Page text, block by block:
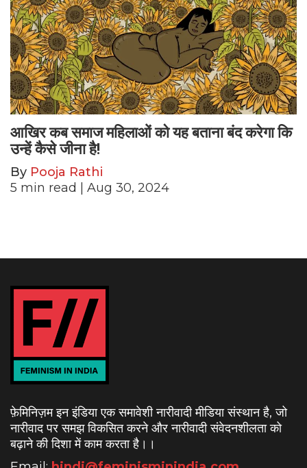
आखिर कब समाज महिलाओं को यह बताना बंद करेगा कि
उन्हें कैसे जीना है!
By Pooja Rathi
5 min read | Aug 30, 2024
फ़ेमिनिज़म इन इंडिया एक समावेशी नारीवादी मीडिया संस्थान है, जो
नारीवाद पर समझ विकसित करने और नारीवादी संवेदनशीलता को
बढ़ाने की दिशा में काम करता है। ।